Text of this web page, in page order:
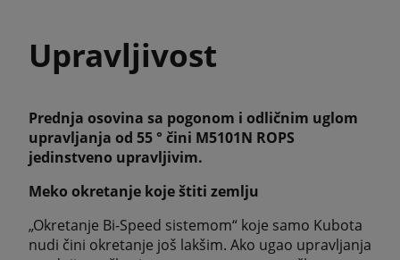
Upravljivost
Prednja osovina sa pogonom i odličnim uglom
upravljanja od 55 ° čini M5101N ROPS
jedinstveno upravljivim.
Meko okretanje koje štiti zemlju
„Okretanje Bi-Speed sistemom“ koje samo Kubota
nudi čini okretanje još lakšim. Ako ugao upravljanja